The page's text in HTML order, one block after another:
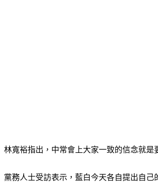
林寬裕指出，中常會上大家一致的信念就是
黨務人士受訪表示，藍白今天各自提出自